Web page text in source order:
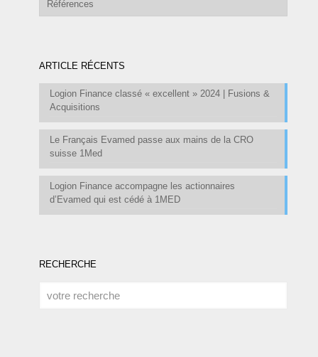
Références
ARTICLE RÉCENTS
Logion Finance classé « excellent » 2024 | Fusions &
Acquisitions
Le Français Evamed passe aux mains de la CRO
suisse 1Med
Logion Finance accompagne les actionnaires
d’Evamed qui est cédé à 1MED
RECHERCHE